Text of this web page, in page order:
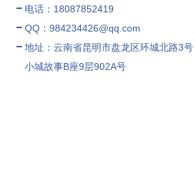
电话：18087852419
QQ：984234426@qq.com
地址：云南省昆明市盘龙区环城北路3号
小城故事B座9层902A号